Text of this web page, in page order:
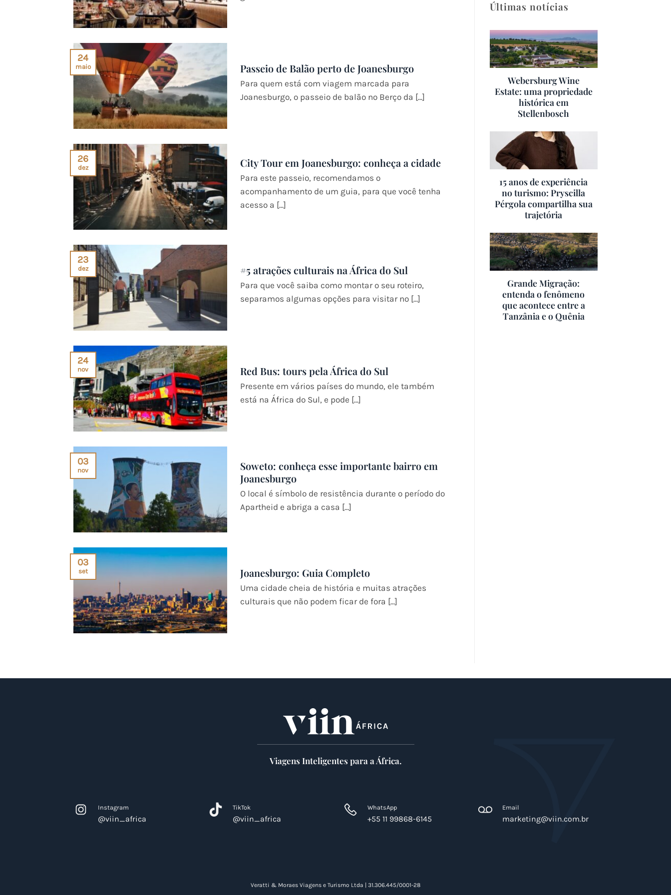
Passeio de Balão perto de Joanesburgo
Para quem está com viagem marcada para
Joanesburgo, o passeio de balão no Berço da [...]
24
maio
City Tour em Joanesburgo: conheça a cidade
Para este passeio, recomendamos o
acompanhamento de um guia, para que você tenha
acesso a [...]
26
dez
#5 atrações culturais na África do Sul
Para que você saiba como montar o seu roteiro,
separamos algumas opções para visitar no [...]
23
dez
Red Bus: tours pela África do Sul
Presente em vários países do mundo, ele também
está na África do Sul, e pode [...]
24
nov
Soweto: conheça esse importante bairro em
Joanesburgo
O local é símbolo de resistência durante o período do
Apartheid e abriga a casa [...]
03
nov
Joanesburgo: Guia Completo
Uma cidade cheia de história e muitas atrações
culturais que não podem ficar de fora [...]
03
set
Últimas notícias
Webersburg Wine
Estate: uma propriedade
histórica em
Stellenbosch
15 anos de experiência
no turismo: Pryscilla
Pérgola compartilha sua
trajetória
Grande Migração:
entenda o fenômeno
que acontece entre a
Tanzânia e o Quênia
Viagens Inteligentes para a África.
Instagram
@viin_africa
TikTok
@viin_africa
WhatsApp
+55 11 99868-6145
Email
marketing@viin.com.br
Veratti & Moraes Viagens e Turismo Ltda | 31.306.445/0001-28